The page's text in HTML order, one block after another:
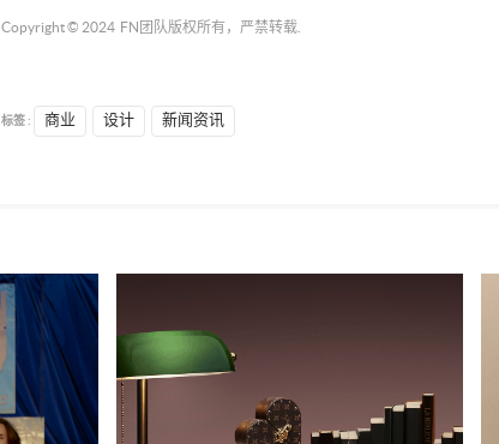
Copyright © 2024 FN团队 版权所有，严禁转载.
标签 : 商业 设计 新闻资讯